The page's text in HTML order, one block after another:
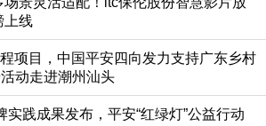
上线
项目，中国平安四向发力支持广东乡村
动走进潮州汕头
实践成果发布，平安“红绿灯”公益行动